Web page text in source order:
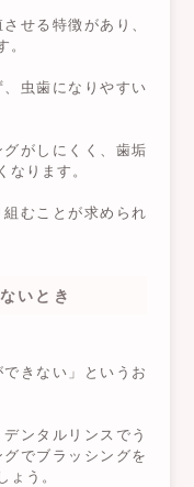
せる特徴があり、
虫歯になりやすい
がしにくく、歯垢
ります。
むことが求められ
いとき
きない」というお
ンタルリンスでう
でブラッシングを
う。